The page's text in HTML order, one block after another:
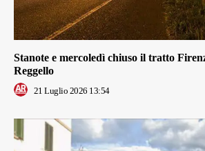
Stanote e mercoledì chiuso il tratto
Reggello
21 Luglio 2026 13:54